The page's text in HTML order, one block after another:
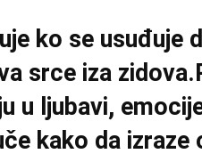
ko se usuđuje
srce iza
u ljubavi,
kako da izraze